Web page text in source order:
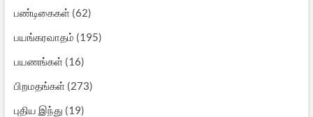
பண்டிகைகள்(62)
பயங்கரவாதம் (195)
பயணங்கள்(16)
பிறமதங்கள்(273)
புதிய இந்து (19)